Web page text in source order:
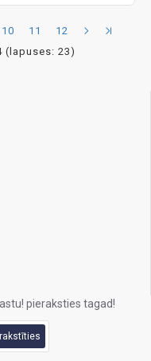
10 11
12
(lapuses: 23)
pieraksties tagad!